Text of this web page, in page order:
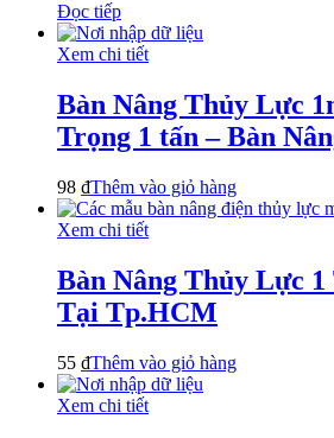
Đọc tiếp
Xem chi tiết
Bàn Nâng Thủy Lực
Trọng 1 tấn – Bàn
98 ₫Thêm vào giỏ hàng
Xem chi tiết
Bàn Nâng Thủy Lực 1
Tại Tp.HCM
55 ₫Thêm vào giỏ hàng
Xem chi tiết